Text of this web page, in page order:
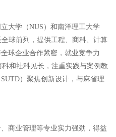
大学（NUS）和南洋理工大学
球前列，提供工程、商科、计算
球企业合作紧密，就业竞争力
和社科见长，注重实践与案例教
）聚焦创新设计，与麻省理
商业管理等专业实力强劲，得益